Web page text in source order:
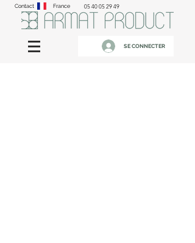
Contact France 05 40 05 29 49
SE CONNECTER